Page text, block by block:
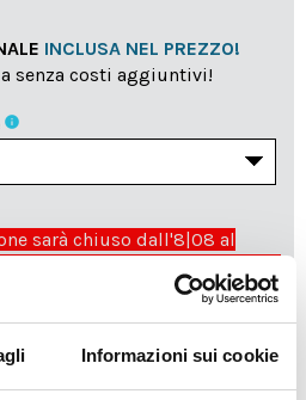
Informazioni sui cookie
INCLUSA NEL PREZZO!
senza costi aggiuntivi!
info
sarà chiuso dall'8|08 al
a partire dal 24|08|2026e
con i tempi di produzione e
necessari.
una Felice Estate!